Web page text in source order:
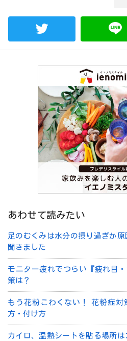
あわせて読みたい
足のむくみは水分の摂り過ぎが
聞きました
モニター疲れでつらい『疲れ目
策は？
もう花粉こわくない！ 花粉症
方・付け方
カイロ、温熱シートを貼る場所